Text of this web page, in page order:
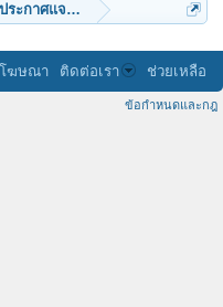
ระกาศแจกชุดเหรียญทำน้ำมนต์
ฆษณา ติดต่อเรา ช่วยเหลือ
ข้อกำหนดและกฎ